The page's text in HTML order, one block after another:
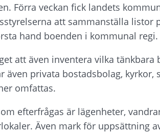
Förra veckan fick landets
att sammanställa listor
hand boenden i kommunal regi.
att även inventera vilka tänkbara
privata bostadsbolag, kyrkor,
omfattas.
efterfrågas är lägenheter,
Även mark för uppsättning